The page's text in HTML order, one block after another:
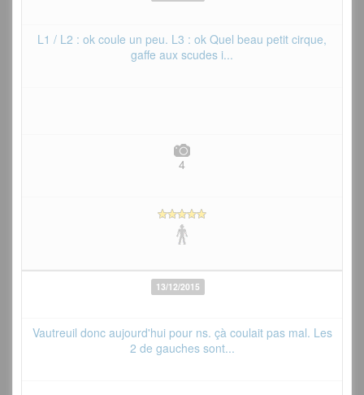
L1 / L2 : ok coule un peu. L3 : ok Quel beau petit cirque,
gaffe aux scudes i...
4
13/12/2015
Vautreuil donc aujourd'hui pour ns. çà coulait pas mal. Les
2 de gauches sont...